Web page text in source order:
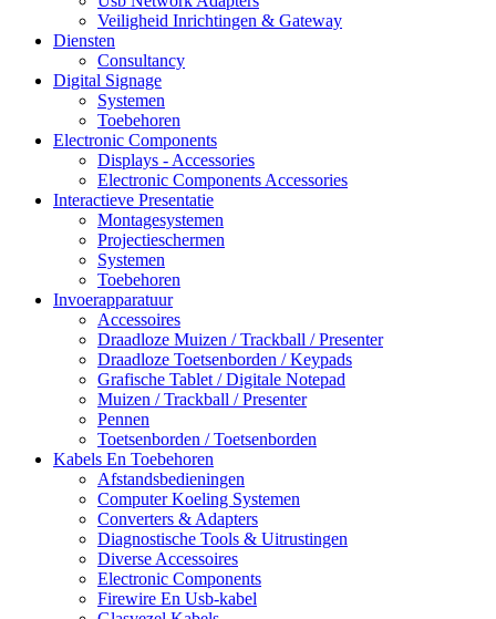
Veiligheid Inrichtingen & Gateway
Diensten
Consultancy
Digital Signage
Systemen
Toebehoren
Electronic Components
Displays - Accessories
Electronic Components Accessories
Interactieve Presentatie
Montagesystemen
Projectieschermen
Systemen
Toebehoren
Invoerapparatuur
Accessoires
Draadloze Muizen / Trackball / Presenter
Draadloze Toetsenborden / Keypads
Grafische Tablet / Digitale Notepad
Muizen / Trackball / Presenter
Pennen
Toetsenborden / Toetsenborden
Kabels En Toebehoren
Afstandsbedieningen
Computer Koeling Systemen
Converters & Adapters
Diagnostische Tools & Uitrustingen
Diverse Accessoires
Electronic Components
Firewire En Usb-kabel